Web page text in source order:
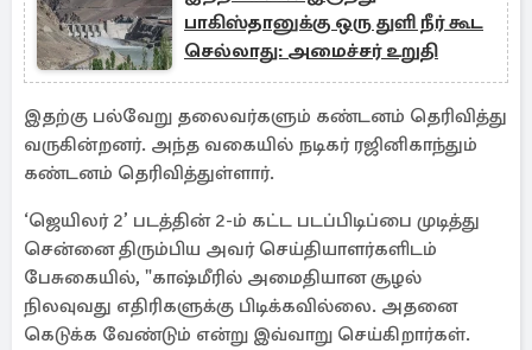
பாகிஸ்தானுக்கு ஒரு துளி நீர் கூட
செல்லாது: அமைச்சர் உறுதி
இதற்கு பல்வேறு தலைவர்களும் கண்டனம் தெரிவித்து
வருகின்றனர். அந்த வகையில் நடிகர் ரஜினிகாந்தும்
கண்டனம் தெரிவித்துள்ளார்.
‘ஜெயிலர் 2’ படத்தின் 2-ம் கட்ட படப்பிடிப்பை முடித்து
சென்னை திரும்பிய அவர் செய்தியாளர்களிடம்
பேசுகையில், "காஷ்மீரில் அமைதியான சூழல்
நிலவுவது எதிரிகளுக்கு பிடிக்கவில்லை. அதனை
கெடுக்க வேண்டும் என்று இவ்வாறு செய்கிறார்கள்.